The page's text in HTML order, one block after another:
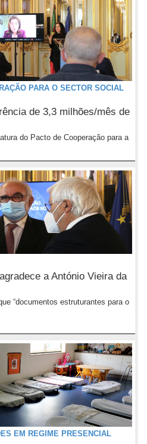
PARA O SECTOR SOCIAL
de 3,3 milhões/mês de
do Pacto de Cooperação para a
a António Vieira da
“documentos estruturantes para o
EM REGIME PRESENCIAL